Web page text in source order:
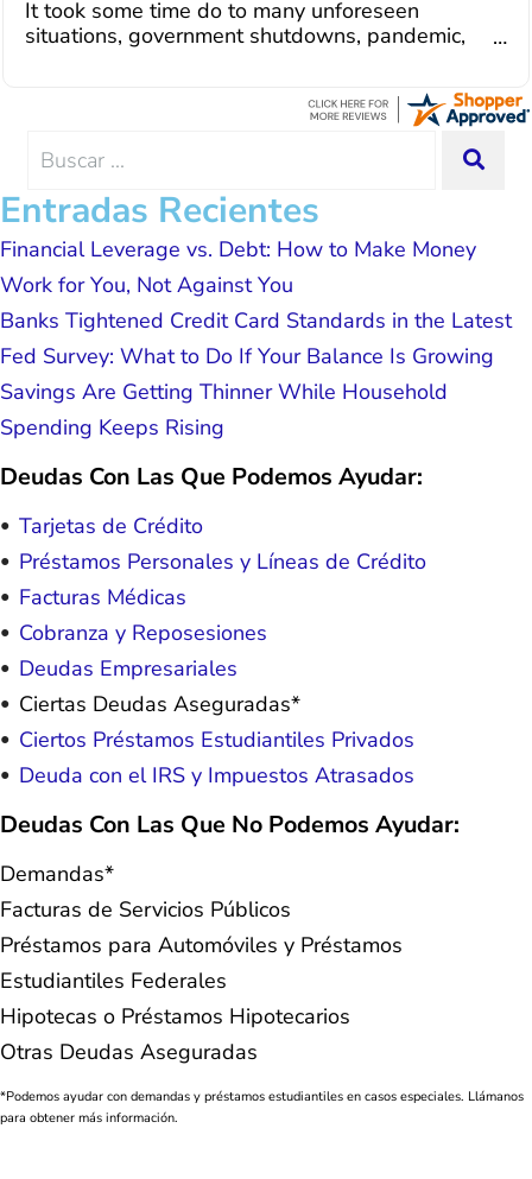
debt management unique to me and my
situation. Each person I have worked
hope. I look forward to better days for
possible because of J Miller, and I am
It took some time do to many unforeseen
situations, government shutdowns, pandemic,
Search
Entradas Recientes
Financial Leverage vs. Debt: How to Make Money
Work for You, Not Against You
Banks Tightened Credit Card Standards in the Latest
Fed Survey: What to Do If Your Balance Is Growing
Savings Are Getting Thinner While Household
Spending Keeps Rising
Deudas Con Las Que Podemos Ayudar:
Tarjetas de Crédito
Préstamos Personales y Líneas de Crédito
Facturas Médicas
Cobranza y Reposesiones
Deudas Empresariales
Ciertas Deudas Aseguradas*
Ciertos Préstamos Estudiantiles Privados
Deuda con el IRS y Impuestos Atrasados
Deudas Con Las Que No Podemos Ayudar:
Demandas*
Facturas de Servicios Públicos
Préstamos para Automóviles y Préstamos
Estudiantiles Federales
Hipotecas o Préstamos Hipotecarios
Otras Deudas Aseguradas
*Podemos ayudar con demandas y préstamos estudiantiles en casos especiales. Llámanos
para obtener más información.